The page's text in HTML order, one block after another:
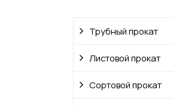
Трубный прокат
Листовой прокат
Сортовой прокат